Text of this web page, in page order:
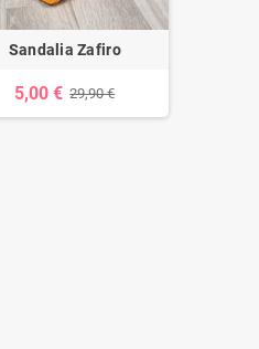
Sandalia Zafiro
5,00 € 29,90 €